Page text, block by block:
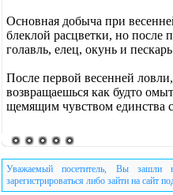
Основная добыча при
блеклой расцветки, но после
голавль, елец, окунь и
После первой весенней
возвращаешься как будто
щемящим чувством единства
Уважаемый посетитель, Вы зашли
зарегистрироваться либо зайти на сайт